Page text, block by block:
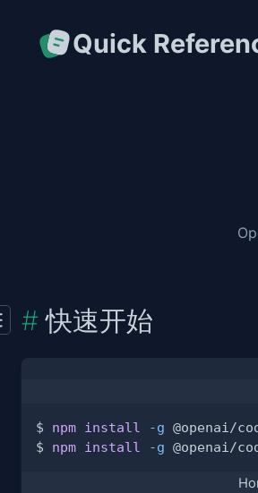
Quick
快速开始
$ npm install -g
$ npm install -g @openai/